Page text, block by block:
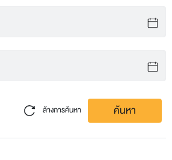
ล้างการค้นหา ค้นหา